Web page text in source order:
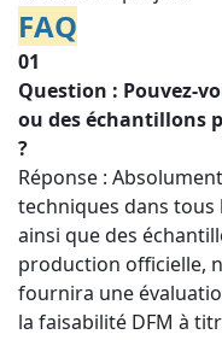
FAQ
01
Question : Pouvez-
ou des échantillons
?
Réponse :
techniques dans
ainsi que des
production officielle,
fournira une
la faisabilité DFM à